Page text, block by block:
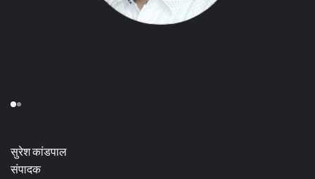
सुरेश कांडपाल
संपादक